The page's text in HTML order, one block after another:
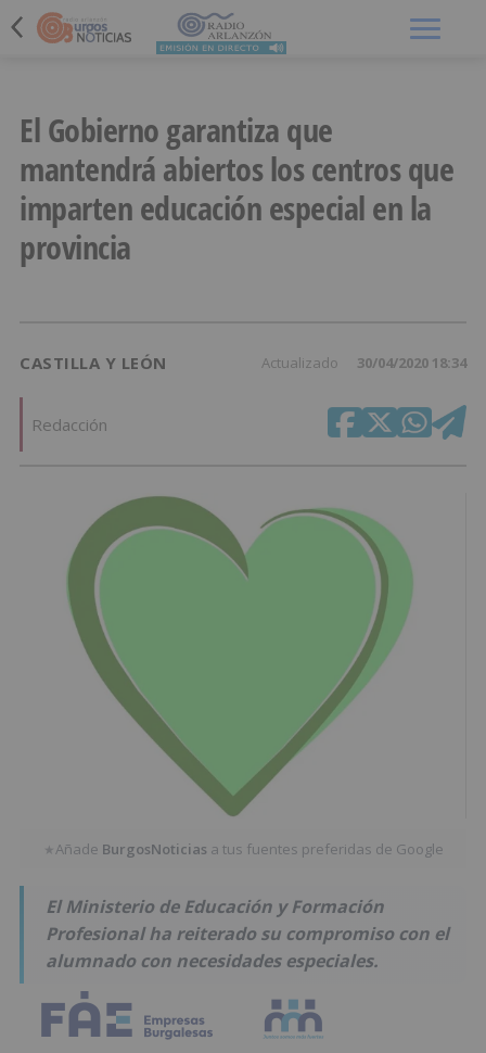
El Gobierno garantiza que
mantendrá abiertos los centros que
imparten educación especial en la
provincia
CASTILLA Y LEÓN Actualizado 30/04/2020 18:34
Redacción
★Añade BurgosNoticias a tus fuentes preferidas de Google
El Ministerio de Educación y Formación
Profesional ha reiterado su compromiso con el
alumnado con necesidades especiales.